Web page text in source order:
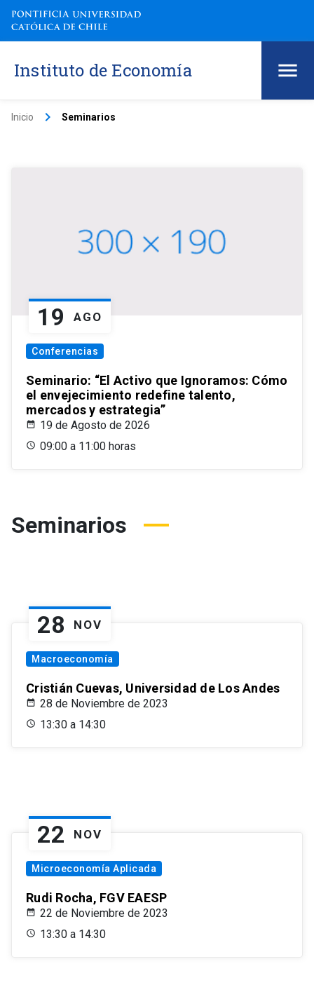
Instituto de Economía
Inicio keyboard_arrow_right Seminarios
19 AGO
Conferencias
Seminario: “El Activo que Ignoramos: Cómo
el envejecimiento redefine talento,
mercados y estrategia”
19 de Agosto de 2026
09:00 a 11:00 horas
Seminarios
28 NOV
Macroeconomía
Cristián Cuevas, Universidad de Los Andes
28 de Noviembre de 2023
13:30 a 14:30
22 NOV
Microeconomía Aplicada
Rudi Rocha, FGV EAESP
22 de Noviembre de 2023
13:30 a 14:30